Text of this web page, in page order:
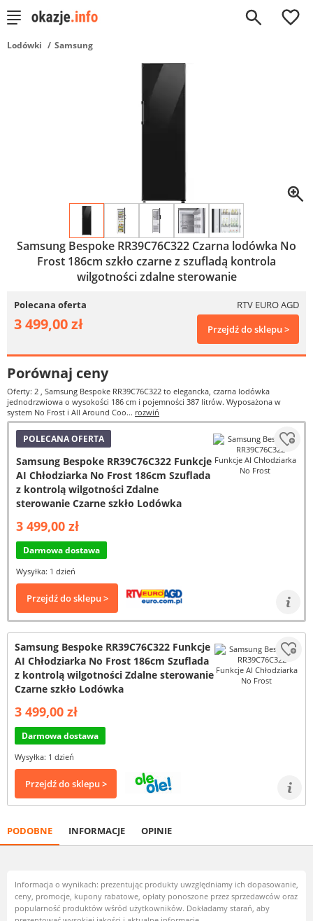
0
Lodówki Samsung
Samsung Bespoke RR39C76C322 Czarna lodówka No
Frost 186cm szkło czarne z szufladą kontrola
wilgotności zdalne sterowanie
Polecana oferta RTV EURO AGD
3 499,00 zł Przejdź do sklepu >
Porównaj ceny
Oferty: 2 , Samsung Bespoke RR39C76C322 to elegancka, czarna lodówka
jednodrzwiowa o wysokości 186 cm i pojemności 387 litrów. Wyposażona w
system No Frost i All Around Coo... rozwiń
POLECANA OFERTA
Samsung Bespoke RR39C76C322 Funkcje
AI Chłodziarka No Frost 186cm Szuflada
z kontrolą wilgotności Zdalne
sterowanie Czarne szkło Lodówka
3 499,00 zł
Darmowa dostawa
Wysyłka: 1 dzień
Przejdź do sklepu >
Samsung Bespoke RR39C76C322 Funkcje
AI Chłodziarka No Frost 186cm Szuflada
z kontrolą wilgotności Zdalne sterowanie
Czarne szkło Lodówka
3 499,00 zł
Darmowa dostawa
Wysyłka: 1 dzień
Przejdź do sklepu >
PODOBNE INFORMACJE OPINIE
Informacja o wynikach: prezentując produkty uwzględniamy ich dopasowanie,
ceny, promocje, kupony rabatowe, opłaty ponoszone przez sprzedawców oraz
popularność produktów wśród użytkowników. Dokładamy starań, aby